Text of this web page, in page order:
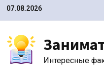
Перейти
07.08.2026
Интересные